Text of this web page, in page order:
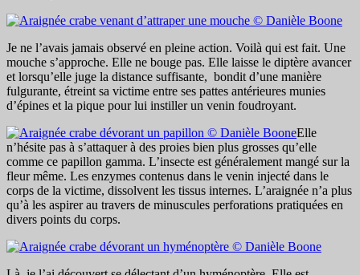
Je ne l’avais jamais observé en pleine action. Voilà qui est fait. Une
mouche s’approche. Elle ne bouge pas. Elle laisse le diptère avancer
et lorsqu’elle juge la distance suffisante, bondit d’une manière
fulgurante, étreint sa victime entre ses pattes antérieures munies
d’épines et la pique pour lui instiller un venin foudroyant.
Elle
n’hésite pas à s’attaquer à des proies bien plus grosses qu’elle
comme ce papillon gamma. L’insecte est généralement mangé sur la
fleur même. Les enzymes contenus dans le venin injecté dans le
corps de la victime, dissolvent les tissus internes. L’araignée n’a plus
qu’à les aspirer au travers de minuscules perforations pratiquées en
divers points du corps.